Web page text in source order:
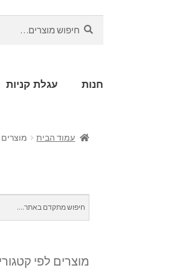
חנות עגלת קניות
עמוד הבית
מוצרים לפי